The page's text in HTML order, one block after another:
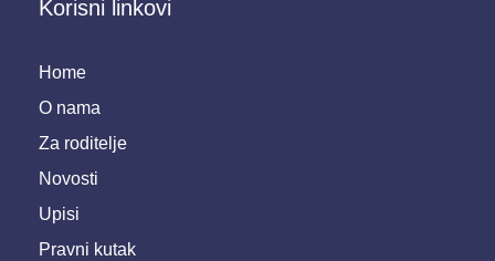
Korisni linkovi
Home
O nama
Za roditelje
Novosti
Upisi
Pravni kutak